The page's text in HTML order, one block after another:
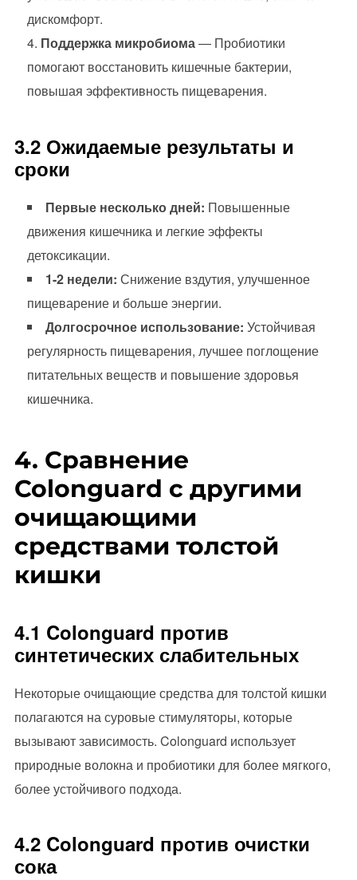
дискомфорт.
Поддержка микробиома— Пробиотики
помогают восстановить кишечные бактерии,
повышая эффективность пищеварения.
3.2 Ожидаемые результаты и
сроки
Первые несколько дней: Повышенные
движения кишечника и легкие эффекты
детоксикации.
1-2 недели: Снижение вздутия, улучшенное
пищеварение и больше энергии.
Долгосрочное использование: Устойчивая
регулярность пищеварения, лучшее поглощение
питательных веществ и повышение здоровья
кишечника.
4. Сравнение
Colonguard с другими
очищающими
средствами толстой
кишки
4.1 Colonguard против
синтетических слабительных
Некоторые очищающие средства для толстой кишки
полагаются на суровые стимуляторы, которые
вызывают зависимость. Colonguard использует
природные волокна и пробиотики для более мягкого,
более устойчивого подхода.
4.2 Colonguard против очистки
сока